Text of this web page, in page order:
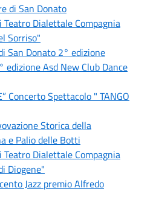
di San Donato
Teatro Dialettale Compagnia
Sorriso"
San Donato 2° edizione
Asd New Club Dance
Concerto Spettacolo " TANGO
Storica della
e Palio delle Botti
Teatro Dialettale Compagnia
Diogene"
Jazz premio Alfredo